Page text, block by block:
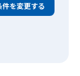
件を変更する